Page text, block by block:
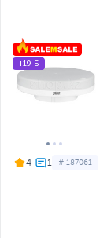
4 # 187061
+19 Б